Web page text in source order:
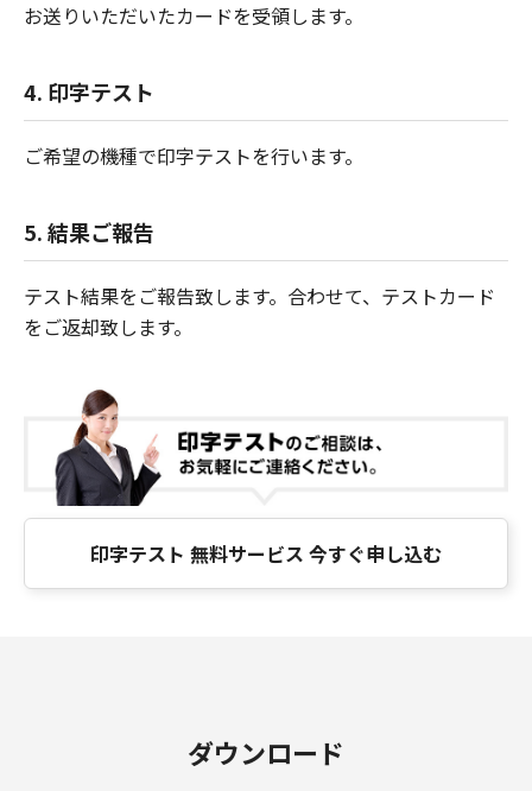
お送りいただいたカードを受領します。
4. 印字テスト
ご希望の機種で印字テストを行います。
5. 結果ご報告
テスト結果をご報告致します。合わせて、テストカード
をご返却致します。
印字テスト 無料サービス 今すぐ申し込む
ダウンロード